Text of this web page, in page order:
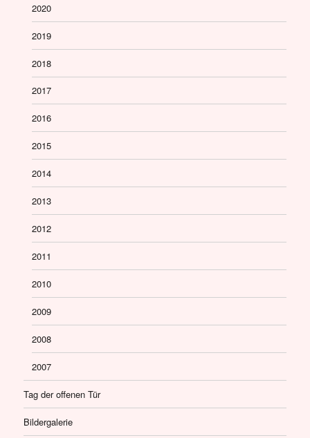
2020
2019
2018
2017
2016
2015
2014
2013
2012
2011
2010
2009
2008
2007
Tag der offenen Tür
Bildergalerie